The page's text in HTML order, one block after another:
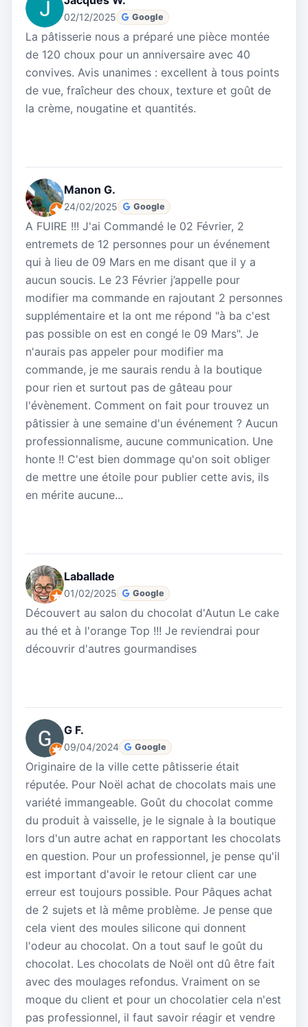
02/12/2025 Google
La pâtisserie nous a préparé une pièce montée
de 120 choux pour un anniversaire avec 40
convives. Avis unanimes : excellent à tous points
de vue, fraîcheur des choux, texture et goût de
la crème, nougatine et quantités.
Manon G.
24/02/2025 Google
A FUIRE !!! J'ai Commandé le 02 Février, 2
entremets de 12 personnes pour un événement
qui à lieu de 09 Mars en me disant que il y a
aucun soucis. Le 23 Février j’appelle pour
modifier ma commande en rajoutant 2 personnes
supplémentaire et la ont me répond "à ba c'est
pas possible on est en congé le 09 Mars". Je
n'aurais pas appeler pour modifier ma
commande, je me saurais rendu à la boutique
pour rien et surtout pas de gâteau pour
l'évènement. Comment on fait pour trouvez un
pâtissier à une semaine d'un événement ? Aucun
professionnalisme, aucune communication. Une
honte !! C'est bien dommage qu'on soit obliger
de mettre une étoile pour publier cette avis, ils
en mérite aucune...
Laballade
01/02/2025 Google
Découvert au salon du chocolat d'Autun Le cake
au thé et à l'orange Top !!! Je reviendrai pour
découvrir d'autres gourmandises
G F.
09/04/2024 Google
Originaire de la ville cette pâtisserie était
réputée. Pour Noël achat de chocolats mais une
variété immangeable. Goût du chocolat comme
du produit à vaisselle, je le signale à la boutique
lors d'un autre achat en rapportant les chocolats
en question. Pour un professionnel, je pense qu'il
est important d'avoir le retour client car une
erreur est toujours possible. Pour Pâques achat
de 2 sujets et là même problème. Je pense que
cela vient des moules silicone qui donnent
l'odeur au chocolat. On a tout sauf le goût du
chocolat. Les chocolats de Noël ont dû être fait
avec des moulages refondus. Vraiment on se
moque du client et pour un chocolatier cela n'est
pas professionnel, il faut savoir réagir et vendre